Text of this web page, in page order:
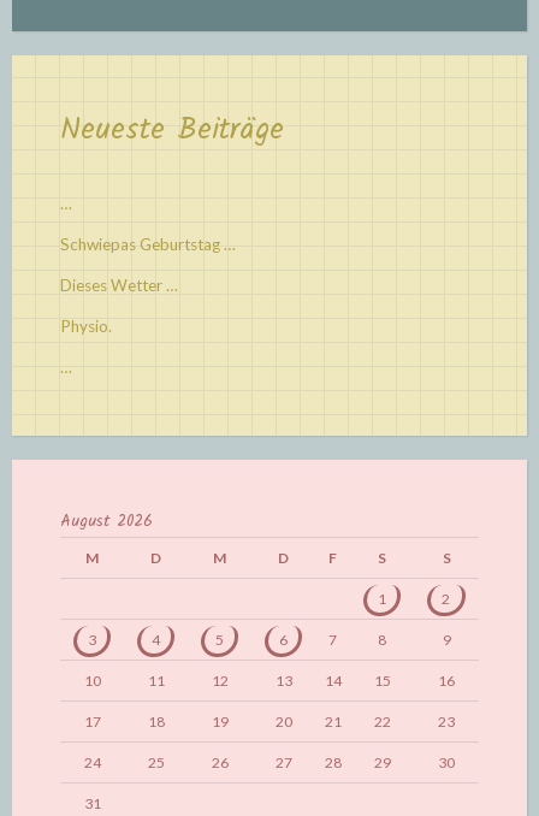
Neueste Beiträge
…
Schwiepas Geburtstag …
Dieses Wetter …
Physio.
…
August 2026
M D M D F S S
1 2
3 4 5 6 7 8 9
10 11 12 13 14 15 16
17 18 19 20 21 22 23
24 25 26 27 28 29 30
31